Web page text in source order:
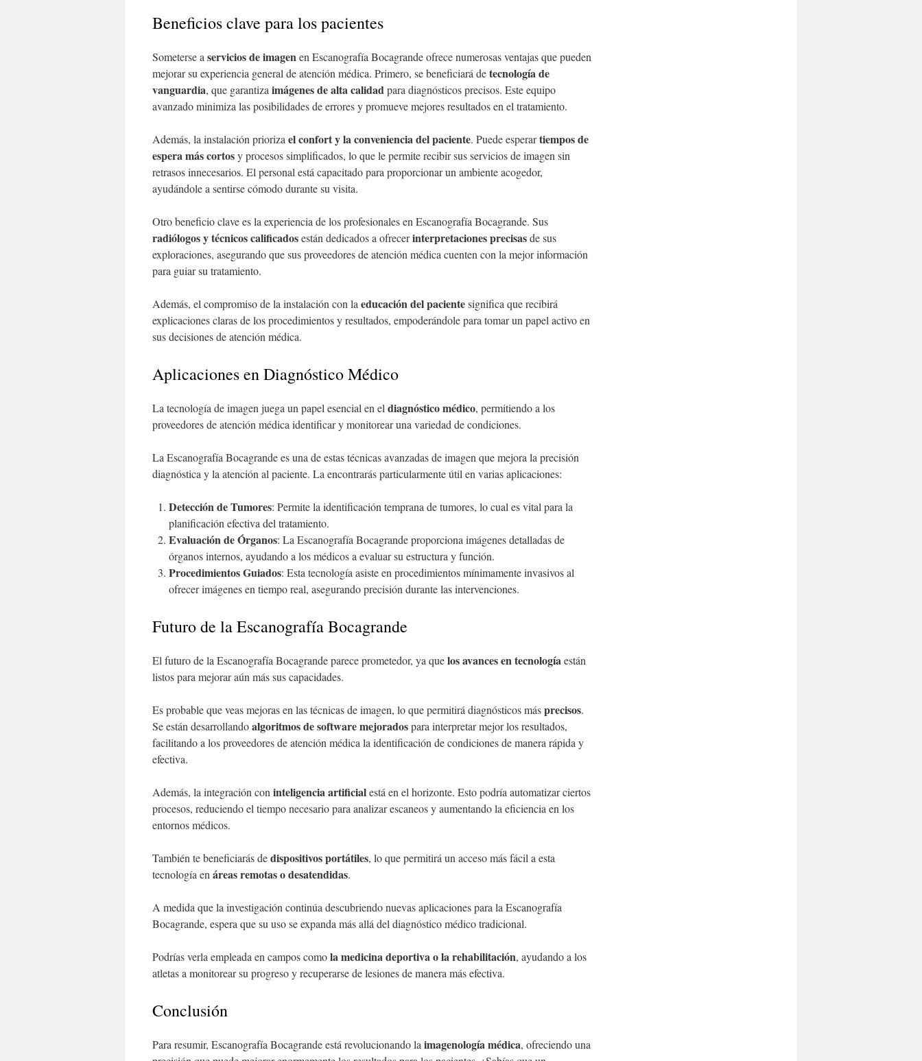
Beneficios clave para los pacientes
Someterse a servicios de imagenen Escanografía Bocagrande ofrece numerosas ventajas que pueden
mejorar su experiencia general de atención médica. Primero, se beneficiará detecnología de
vanguardia, que garantiza imágenes de alta calidadpara diagnósticos precisos. Este equipo
avanzado minimiza las posibilidades de errores y promueve mejores resultados en el tratamiento.
Además, la instalación prioriza el confort y la conveniencia del paciente. Puede esperartiempos de
espera más cortosy procesos simplificados, lo que le permite recibir sus servicios de imagen sin
retrasos innecesarios. El personal está capacitado para proporcionar un ambiente acogedor,
ayudándole a sentirse cómodo durante su visita.
Otro beneficio clave es la experiencia de los profesionales en Escanografía Bocagrande. Sus
radiólogos y técnicos calificadosestán dedicados a ofrecerinterpretaciones precisasde sus
exploraciones, asegurando que sus proveedores de atención médica cuenten con la mejor información
para guiar su tratamiento.
Además, el compromiso de la instalación con la educación del pacientesignifica que recibirá
explicaciones claras de los procedimientos y resultados, empoderándole para tomar un papel activo en
sus decisiones de atención médica.
Aplicaciones en Diagnóstico Médico
La tecnología de imagen juega un papel esencial en el diagnóstico médico, permitiendo a los
proveedores de atención médica identificar y monitorear una variedad de condiciones.
La Escanografía Bocagrande es una de estas técnicas avanzadas de imagen que mejora la precisión
diagnóstica y la atención al paciente. La encontrarás particularmente útil en varias aplicaciones:
Detección de Tumores: Permite la identificación temprana de tumores, lo cual es vital para la
planificación efectiva del tratamiento.
Evaluación de Órganos: La Escanografía Bocagrande proporciona imágenes detalladas de
órganos internos, ayudando a los médicos a evaluar su estructura y función.
Procedimientos Guiados: Esta tecnología asiste en procedimientos mínimamente invasivos al
ofrecer imágenes en tiempo real, asegurando precisión durante las intervenciones.
Futuro de la Escanografía Bocagrande
El futuro de la Escanografía Bocagrande parece prometedor, ya quelos avances en tecnologíaestán
listos para mejorar aún más sus capacidades.
Es probable que veas mejoras en las técnicas de imagen, lo que permitirá diagnósticos másprecisos.
Se están desarrollandoalgoritmos de software mejoradospara interpretar mejor los resultados,
facilitando a los proveedores de atención médica la identificación de condiciones de manera rápida y
efectiva.
Además, la integración con inteligencia artificialestá en el horizonte. Esto podría automatizar ciertos
procesos, reduciendo el tiempo necesario para analizar escaneos y aumentando la eficiencia en los
entornos médicos.
También te beneficiarás dedispositivos portátiles, lo que permitirá un acceso más fácil a esta
tecnología en áreas remotas o desatendidas.
A medida que la investigación continúa descubriendo nuevas aplicaciones para la Escanografía
Bocagrande, espera que su uso se expanda más allá del diagnóstico médico tradicional.
Podrías verla empleada en campos comola medicina deportiva o la rehabilitación, ayudando a los
atletas a monitorear su progreso y recuperarse de lesiones de manera más efectiva.
Conclusión
Para resumir, Escanografía Bocagrande está revolucionando la imagenología médica, ofreciendo una